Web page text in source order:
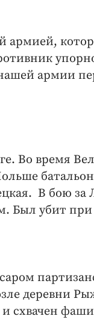
армией,
армии
Во время
В бою
Был убит
деревни
и схвачен